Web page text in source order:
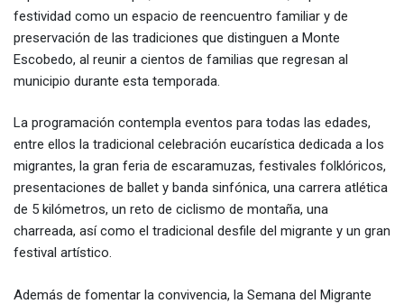
festividad como un espacio de reencuentro familiar y de
preservación de las tradiciones que distinguen a Monte
Escobedo, al reunir a cientos de familias que regresan al
municipio durante esta temporada.
La programación contempla eventos para todas las edades,
entre ellos la tradicional celebración eucarística dedicada a los
migrantes, la gran feria de escaramuzas, festivales folklóricos,
presentaciones de ballet y banda sinfónica, una carrera atlética
de 5 kilómetros, un reto de ciclismo de montaña, una
charreada, así como el tradicional desfile del migrante y un gran
festival artístico.
Además de fomentar la convivencia, la Semana del Migrante